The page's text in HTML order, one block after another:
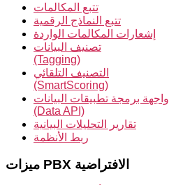
تتبع المكالمات
تتبع النماذج الرقمية
إشعارات المكالمات الواردة
تصنيف البيانات
(Tagging)
التصنيف التلقائي
(SmartScoring)
واجهة برمجة تطبيقات البيانات
(Data API)
تقارير التحليلات البيانية
ربط الأنظمة
ميزات PBX الافتراضية